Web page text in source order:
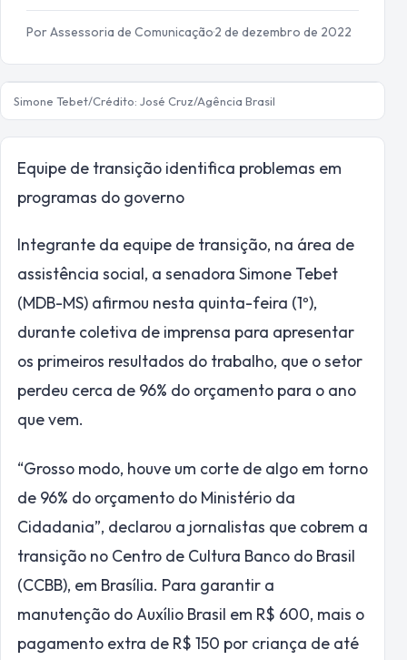
Por Assessoria de Comunicação·2 de dezembro de 2022
Simone Tebet/Crédito: José Cruz/Agência Brasil
Equipe de transição identifica problemas em
programas do governo
Integrante da equipe de transição, na área de
assistência social, a senadora Simone Tebet
(MDB-MS) afirmou nesta quinta-feira (1º),
durante coletiva de imprensa para apresentar
os primeiros resultados do trabalho, que o setor
perdeu cerca de 96% do orçamento para o ano
que vem.
“Grosso modo, houve um corte de algo em torno
de 96% do orçamento do Ministério da
Cidadania”, declarou a jornalistas que cobrem a
transição no Centro de Cultura Banco do Brasil
(CCBB), em Brasília. Para garantir a
manutenção do Auxílio Brasil em R$ 600, mais o
pagamento extra de R$ 150 por criança de até